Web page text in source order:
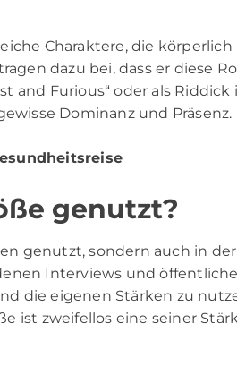
Charaktere, die körperlich
dazu bei, dass er diese
and Furious“ oder als Riddick
Dominanz und Präsenz.
genutzt?
genutzt, sondern auch in der
Interviews und
die eigenen Stärken zu
ist zweifellos eine seiner